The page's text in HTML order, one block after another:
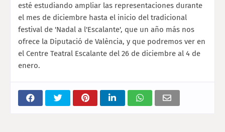
esté estudiando ampliar las representaciones durante
el mes de diciembre hasta el inicio del tradicional
festival de 'Nadal a l'Escalante', que un año más nos
ofrece la Diputació de València, y que podremos ver en
el Centre Teatral Escalante del 26 de diciembre al 4 de
enero.